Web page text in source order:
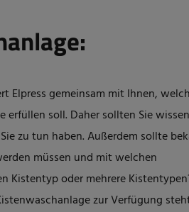
Elpress gemeinsam mit Ihnen,
erfüllen soll. Daher sollten Sie
zu tun haben. Außerdem sollte
müssen und mit welchen
Kistentyp oder mehrere
zur Verfügung